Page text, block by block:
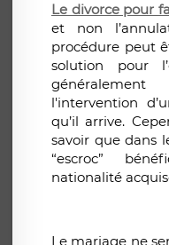
Le divorce pour
et non
procédure peut
solution pour
généralement
l'intervention
qu’il arrive.
savoir que dans
“escroc”
nationalité
Le mariage ne